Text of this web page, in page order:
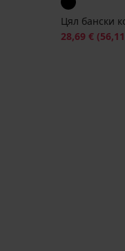
Цял бански
Намаление
28,69 €